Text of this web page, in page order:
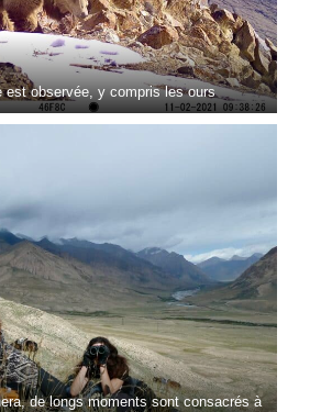
est observée, y compris les ours
de longs moments sont consacrés à